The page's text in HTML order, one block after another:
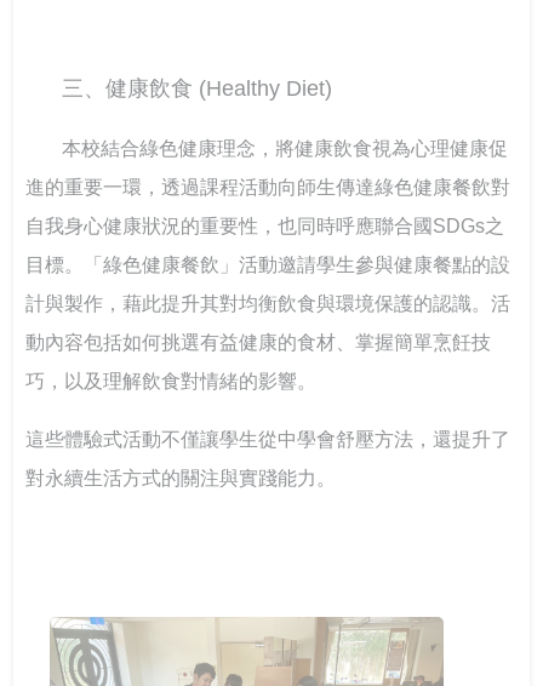
三、健康飲食 (Healthy Diet)
本校結合綠色健康理念，將健康飲食視為心理健康促
進的重要一環，透過課程活動向師生傳達綠色健康餐飲對
自我身心健康狀況的重要性，也同時呼應聯合國SDGs之
目標。「綠色健康餐飲」活動邀請學生參與健康餐點的設
計與製作，藉此提升其對均衡飲食與環境保護的認識。活
動內容包括如何挑選有益健康的食材、掌握簡單烹飪技
巧，以及理解飲食對情緒的影響。
這些體驗式活動不僅讓學生從中學會舒壓方法，還提升了
對永續生活方式的關注與實踐能力。